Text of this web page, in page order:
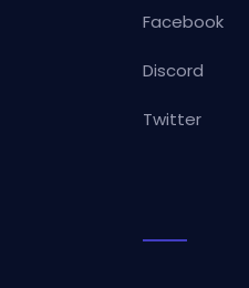
Facebook
Discord
Twitter